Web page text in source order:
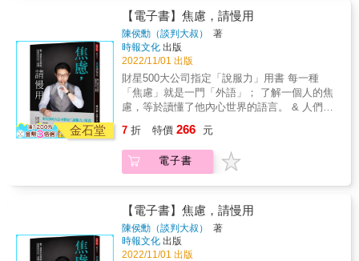
者歸納出14種，舉例來說：＃競爭的力量，為
你擁有的事物創造出競爭態勢，想要你的東西
的人愈多，你的談判就會愈有價值。＃認同的
力量，如果你能讓別人認同你，像是相信你的
專業素養、喜歡你的貼心服務、感受到你的同
理與尊重，你的談判能力就會發揮到極大。＃
堅持的力量，談判時要堅守不退，拿出毅力、
展現韌性，即使對手不馬上點頭，也會因為你
的繼續進攻而動搖，堅持總是有回報。&▎有利
透你的截止日期，或看出你正因為時間壓力而
頭大。＃要仔細評估萬一超過時限要承擔多大
風險，以衡量與掌握整個談判時程。＃耐心等
待，隨著時間推移，雙方力量及環境因素會改
變，有機會轉動局面。&▎有利的關鍵變數3──
資訊＃你最好看起來懵懂無防備（但不輕易洩
底），大家就愈容易為你提供相關訊息及建
有時三個臭皮匠就是勝過一個諸葛亮。 ▍有時
橫生枝節，結束時出現預期外的資訊，如何應
對？ 孫子說「軍有所不擊」，到了收尾階段，
要記得自己的談判初衷，不要迷失方 向，追錯
了目標，反而會輸掉原本有把握的議題。 無論
是人際關係、職場工作、買賣交易等，談判無
所不在， 善用書中的例子，你也能成為遊刃有
餘的談判高手。
準備、布局、出戰和收尾。學會這套理論，就
算沒有好口才，也能在談判桌上致勝。 不過，
到底要如何說，才能不戰而勝，甚至雙贏？ ▍
上司與我的意見不合時，如何說，才能達成共
識？ 孫子說「上下同欲」，在談判之前，要先
了解對方的需求及在意的點，談判才有意義，
否則只是浪費時間。 ▍對方沒有談判意願，該
如何開啟對話？ 孫子說「利」，布局時要讓對
方願意談判，必須提出他要的「利」，或換另
識。 ▍一個人的力量有限，該考慮結盟嗎？ 孫
子說「諸侯之謀」，弱者結盟是求加分，強者
結盟是求不減分。談判時要記得團結力量大，
橫生枝節，結束時出現預期外的資訊，如何應
對？ 孫子說「軍有所不擊」，到了收尾階段，
要記得自己的談判初衷，不要迷失方 向，追錯
金石堂
【電子書】焦慮，請慢用
陳侯勳（談判大叔）
著
時報文化 出版
2022/11/01 出版
財星500大公司指定「說服力」用書 每一種
「焦慮」就是一門「外語」； 了解一個人的焦
慮，等於讀懂了他內心世界的語言。 & 人們
國的，根本聽不懂彼此的焦慮。 所以在準備談
判或溝通前，請先清空自己的焦慮。 你才能空
出你的感官，準備好「下載」對方的焦慮，以
學會聽懂並遙控對手的焦慮，你才算贏！ & 專
業推薦 & 謝文憲｜企業講師、作家、主持人 蔡
志雄｜包租公律師 王介安｜GAS口語魅力培訓
&reg;創辦人 羅鈞鴻（小虎）｜知名講師、聲音
7 折 特價 266 元
電子書
【電子書】焦慮，請慢用
陳侯勳（談判大叔）
著
時報文化 出版
2022/11/01 出版